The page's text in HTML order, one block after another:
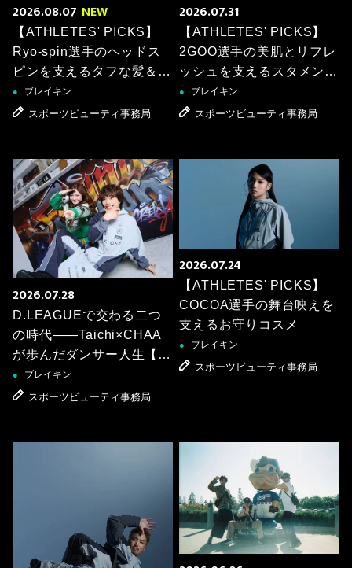
2026.08.07 NEW
【ATHLETES' PICKS】
Ryo-spin選手のヘッドス
ピンを支えるタフな髪＆肌
ケア
● ブレイキン
スポーツビューティ事務局
2026.07.31
【ATHLETES' PICKS】
2GOO選手の美肌とリフレ
ッシュを支えるスタメンア
イテム
● ブレイキン
スポーツビューティ事務局
2026.07.28
D.LEAGUEで交わる二つ
の時代――Taichi×CHAA
が歩んだダンサー人生【ス
ペシャル対談】
● ブレイキン
スポーツビューティ事務局
2026.07.24
【ATHLETES' PICKS】
COCOA選手の舞台映えを
支えるお守りコスメ
● ブレイキン
スポーツビューティ事務局